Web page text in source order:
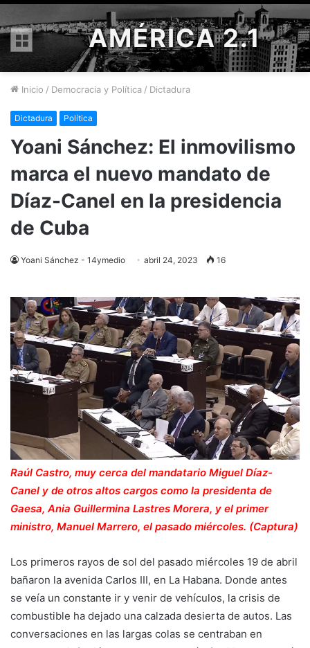
Menú
AMÉRICA 2.1
Inicio / Democracia y Política / Dictadura
Dictadura Política
Yoani Sánchez: El inmovilismo
marca el nuevo mandato de
Díaz-Canel en la presidencia
de Cuba
Yoani Sánchez - 14ymedio abril 24, 2023 16
Raúl Castro, muy cerca del mandatario Miguel Díaz-
Canel y de otros altos cargos como la presidenta de
Gaesa, Ania Guillermina Lastres Morera, y el primer
ministro, Manuel Marrero, el pasado miércoles. (Captura)
Los primeros rayos de sol del pasado miércoles 19 de abril
bañaron la avenida Carlos III, en La Habana. Donde antes
se veía un constante ir y venir de vehículos, la crisis de
combustible ha dejado una calzada desierta de autos. Las
conversaciones en las largas colas se centraban en